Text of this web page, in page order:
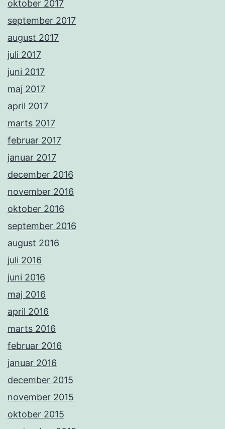
oktober 2017
september 2017
august 2017
juli 2017
juni 2017
maj 2017
april 2017
marts 2017
februar 2017
januar 2017
december 2016
november 2016
oktober 2016
september 2016
august 2016
juli 2016
juni 2016
maj 2016
april 2016
marts 2016
februar 2016
januar 2016
december 2015
november 2015
oktober 2015